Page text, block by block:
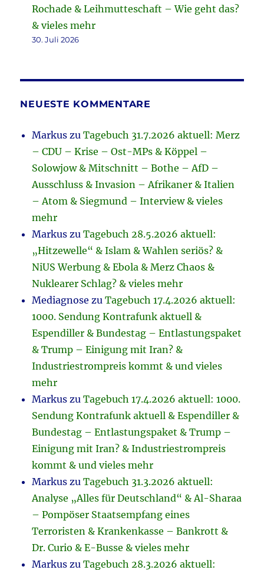
Rochade & Leihmutteschaft – Wie geht das?
& vieles mehr
30. Juli 2026
NEUESTE KOMMENTARE
Markus zuTagebuch 31.7.2026 aktuell: Merz
– CDU – Krise – Ost-MPs & Köppel –
Solowjow & Mitschnitt – Bothe – AfD –
Ausschluss & Invasion – Afrikaner & Italien
– Atom & Siegmund – Interview & vieles
mehr
Markus zuTagebuch 28.5.2026 aktuell:
„Hitzewelle“ & Islam & Wahlen seriös? &
NiUS Werbung & Ebola & Merz Chaos &
Nuklearer Schlag? & vieles mehr
Mediagnose zuTagebuch 17.4.2026 aktuell:
1000. Sendung Kontrafunk aktuell &
Espendiller & Bundestag – Entlastungspaket
& Trump – Einigung mit Iran? &
Industriestrompreis kommt & und vieles
mehr
Markus zuTagebuch 17.4.2026 aktuell: 1000.
Sendung Kontrafunk aktuell & Espendiller &
Bundestag – Entlastungspaket & Trump –
Einigung mit Iran? & Industriestrompreis
kommt & und vieles mehr
Markus zuTagebuch 31.3.2026 aktuell:
Analyse „Alles für Deutschland“ & Al-Sharaa
– Pompöser Staatsempfang eines
Terroristen & Krankenkasse – Bankrott &
Dr. Curio & E-Busse & vieles mehr
Markus zuTagebuch 28.3.2026 aktuell: